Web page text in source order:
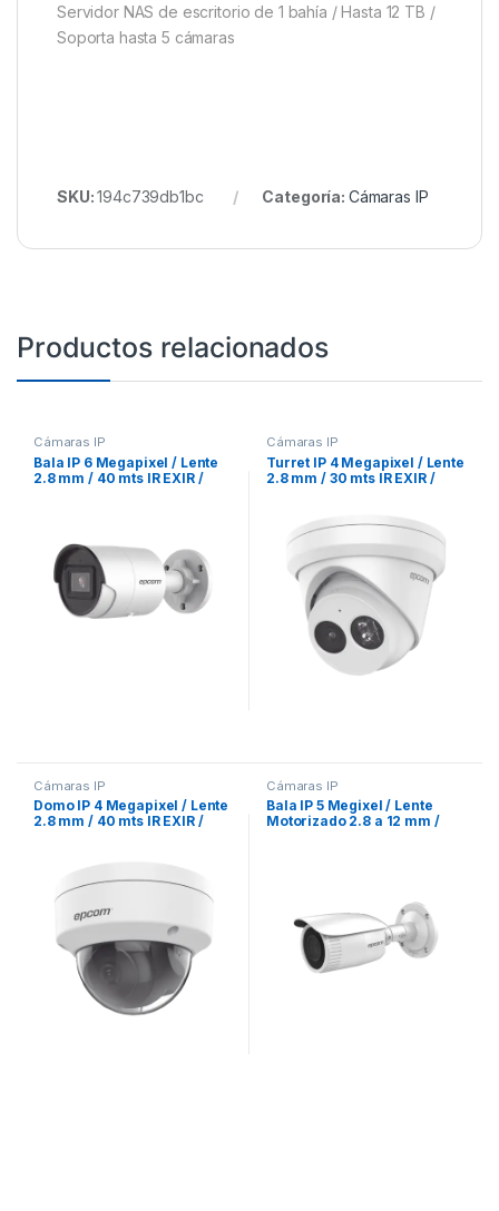
Servidor NAS de escritorio de 1 bahía / Hasta 12 TB /
Soporta hasta 5 cámaras
SKU:194c739db1bc Categoría: Cámaras IP
Productos relacionados
Cámaras IP
Bala IP 6 Megapixel / Lente
2.8 mm / 40 mts IR EXIR /
Falsas Alarmas) / Ultra Baja
Iluminación
Cámaras IP
Turret IP 4 Megapixel / Lente
2.8 mm / 30 mts IR EXIR /
Falsas Alarmas) / Micrófono
Integrado / Ultra Baja
Iluminación
Cámaras IP
Domo IP 4 Megapixel / Lente
2.8 mm / 40 mts IR EXIR /
de Falsas Alarmas) / Ultra
Baja Iluminación / Entrada y
Salida de Audio y Alarma
Cámaras IP
Bala IP 5 Megixel / Lente
Motorizado 2.8 a 12 mm /